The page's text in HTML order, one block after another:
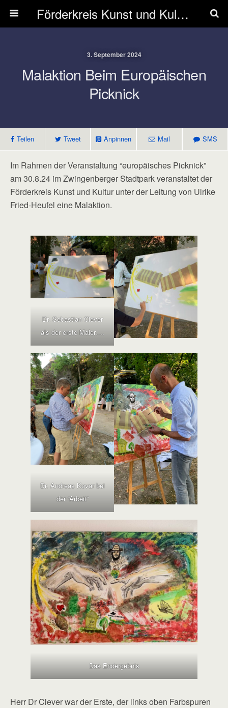
Förderkreis Kunst und Kultur Zwingenberg e.V.
3. September 2024
Malaktion Beim Europäischen
Picknick
Teilen Tweet Anpinnen Mail SMS
Im Rahmen der Veranstaltung “europäisches Picknick”
am 30.8.24 im Zwingenberger Stadtpark veranstaltet der
Förderkreis Kunst und Kultur unter der Leitung von Ulrike
Fried-Heufel eine Malaktion.
Dr. Sebastian Clever
als der erste Maler….
Dr. Andreas Kovar bei
der “Arbeit”
Das Endergebnis
Herr Dr Clever war der Erste, der links oben Farbspuren